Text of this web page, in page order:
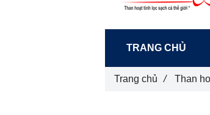
Trang chủ / Than
TRANG CHỦ